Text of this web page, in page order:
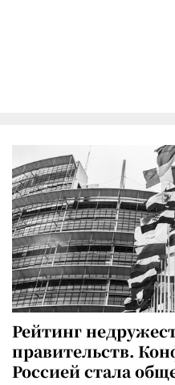
Рейтинг
правительств.
Россией стала